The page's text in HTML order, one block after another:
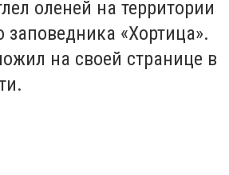
оленей на территории
заповедника «Хортица».
на своей странице в